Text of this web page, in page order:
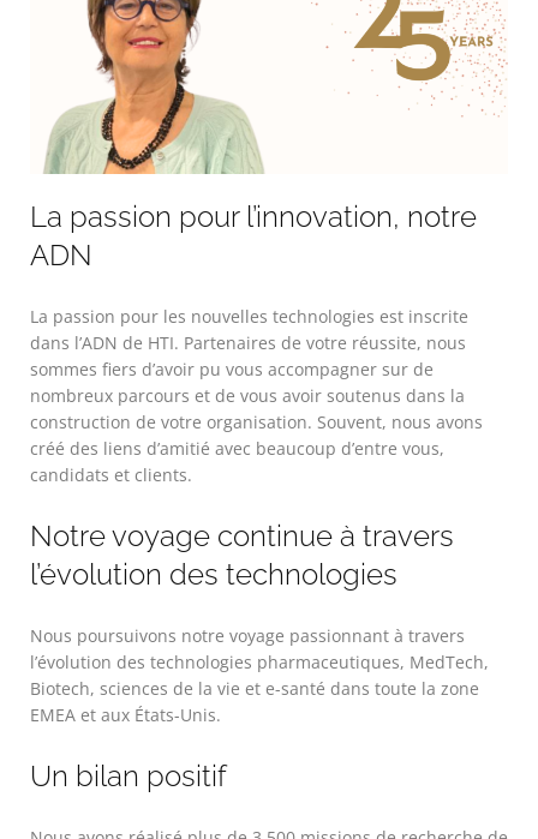
La passion pour l’innovation, notre
ADN
La passion pour les nouvelles technologies est inscrite
dans l’ADN de HTI. Partenaires de votre réussite, nous
sommes fiers d’avoir pu vous accompagner sur de
nombreux parcours et de vous avoir soutenus dans la
construction de votre organisation. Souvent, nous avons
créé des liens d’amitié avec beaucoup d’entre vous,
candidats et clients.
Notre voyage continue à travers
l’évolution des technologies
Nous poursuivons notre voyage passionnant à travers
l’évolution des technologies pharmaceutiques, MedTech,
Biotech, sciences de la vie et e-santé dans toute la zone
EMEA et aux États-Unis.
Un bilan positif